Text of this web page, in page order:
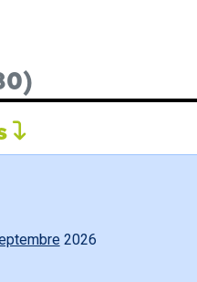
2026